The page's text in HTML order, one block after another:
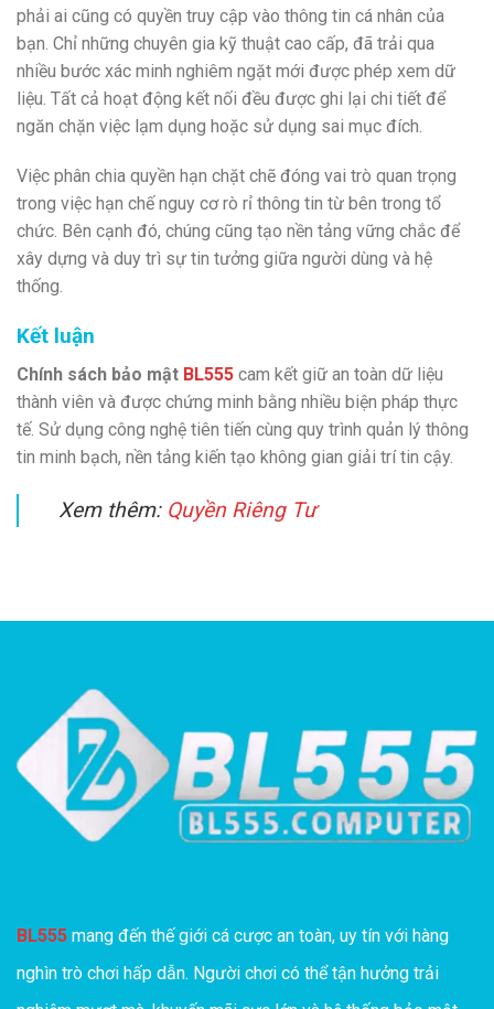
phải ai cũng có quyền truy cập vào thông tin cá nhân của
bạn. Chỉ những chuyên gia kỹ thuật cao cấp, đã trải qua
nhiều bước xác minh nghiêm ngặt mới được phép xem dữ
liệu. Tất cả hoạt động kết nối đều được ghi lại chi tiết để
ngăn chặn việc lạm dụng hoặc sử dụng sai mục đích.
Việc phân chia quyền hạn chặt chẽ đóng vai trò quan trọng
trong việc hạn chế nguy cơ rò rỉ thông tin từ bên trong tổ
chức. Bên cạnh đó, chúng cũng tạo nền tảng vững chắc để
xây dựng và duy trì sự tin tưởng giữa người dùng và hệ
thống.
Kết luận
Chính sách bảo mật BL555 cam kết giữ an toàn dữ liệu
thành viên và được chứng minh bằng nhiều biện pháp thực
tế. Sử dụng công nghệ tiên tiến cùng quy trình quản lý thông
tin minh bạch, nền tảng kiến tạo không gian giải trí tin cậy.
Xem thêm: Quyền Riêng Tư
BL555 mang đến thế giới cá cược an toàn, uy tín với hàng
nghìn trò chơi hấp dẫn. Người chơi có thể tận hưởng trải